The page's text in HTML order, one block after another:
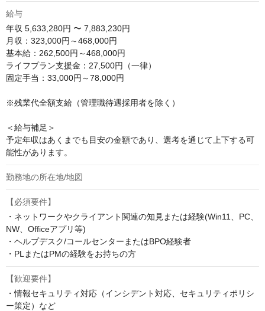
給与
年収 5,633,280円 〜 7,883,230円
月収：323,000円～468,000円
基本給：262,500円～468,000円
ライフプラン支援金：27,500円（一律）
固定手当：33,000円～78,000円
※残業代全額支給（管理職待遇採用者を除く）
＜給与補足＞
予定年収はあくまでも目安の金額であり、選考を通じて上下する可
能性があります。
勤務地の所在地/地図
【必須要件】
・ネットワークやクライアント関連の知見または経験(Win11、PC、
NW、Officeアプリ等)
・ヘルプデスク/コールセンターまたはBPO経験者
・PLまたはPMの経験をお持ちの方
【歓迎要件】
・情報セキュリティ対応（インシデント対応、セキュリティポリシ
ー策定）など